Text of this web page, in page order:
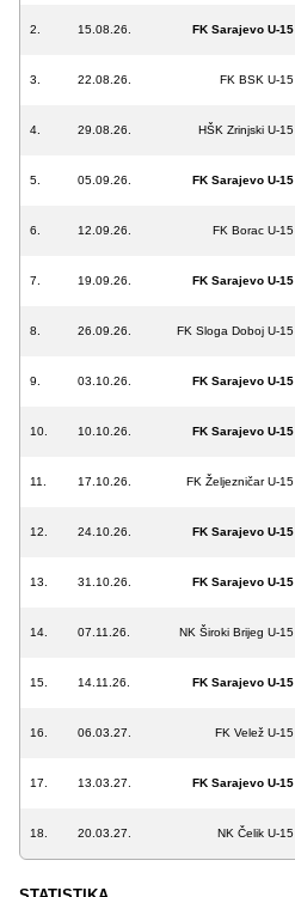
2. 15.08.26. FK Sarajevo U-15
3. 22.08.26. FK BSK U-15
4. 29.08.26. HŠK Zrinjski U-15
5. 05.09.26. FK Sarajevo U-15
6. 12.09.26. FK Borac U-15
7. 19.09.26. FK Sarajevo U-15
8. 26.09.26. FK Sloga Doboj U-15
9. 03.10.26. FK Sarajevo U-15
10. 10.10.26. FK Sarajevo U-15
11. 17.10.26. FK Željezničar U-15
12. 24.10.26. FK Sarajevo U-15
13. 31.10.26. FK Sarajevo U-15
14. 07.11.26. NK Široki Brijeg U-15
15. 14.11.26. FK Sarajevo U-15
16. 06.03.27. FK Velež U-15
17. 13.03.27. FK Sarajevo U-15
18. 20.03.27. NK Čelik U-15